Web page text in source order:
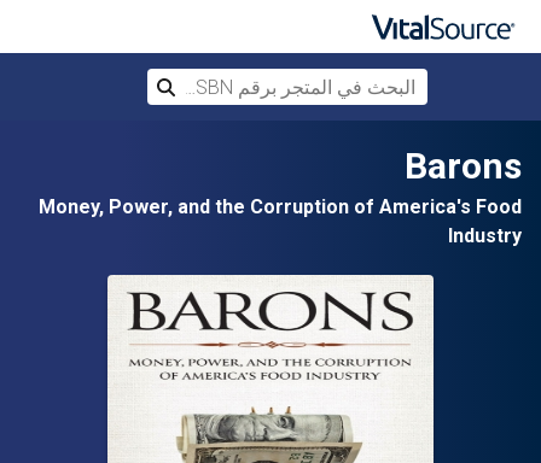
Barons
Money, Power, and the Corruption of America's Food
Industry